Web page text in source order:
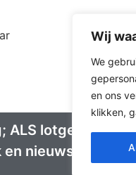
Wij
We
en ons
klikken,
lotgenoten.
nieuws over